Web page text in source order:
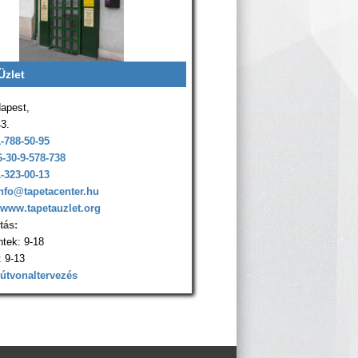
788-50-95
30-9-578-738
323-00-13
9-18
9-13